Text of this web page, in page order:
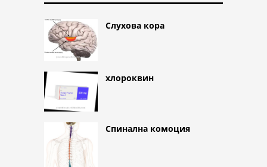
Слухова кора
хлороквин
Спинална комоция